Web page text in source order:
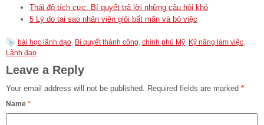
Thái độ tích cực: Bí quyết trả lời những câu hỏi khó
5 Lý do tại sao nhân viên giỏi bất mãn và bỏ việc
bài học lãnh đạo Bí quyết thành công chính phủ Mỹ Kỹ năng làm việc
Lãnh đạo
Leave a Reply
Your email address will not be published. Required fields are marked *
Name *